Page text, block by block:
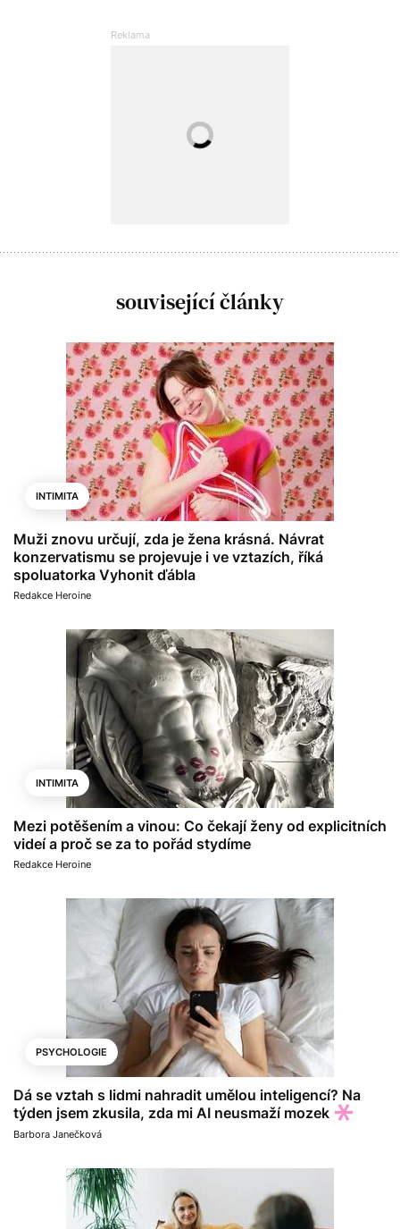
související články
INTIMITA
Muži znovu určují, zda je žena krásná. Návrat
konzervatismu se projevuje i ve vztazích, říká
spoluatorka Vyhonit ďábla
Redakce Heroine
INTIMITA
Mezi potěšením a vinou: Co čekají ženy od explicitních
videí a proč se za to pořád stydíme
Redakce Heroine
PSYCHOLOGIE
Dá se vztah s lidmi nahradit umělou inteligencí? Na
týden jsem zkusila, zda mi AI neusmaží mozek
Barbora Janečková